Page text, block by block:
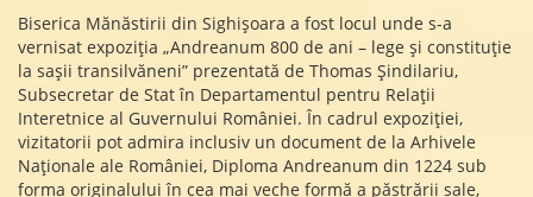
Biserica Mănăstirii din Sighișoara a fost locul unde s-a
vernisat expoziția „Andreanum 800 de ani – lege și constituție
la sașii transilvăneni” prezentată de Thomas Șindilariu,
Subsecretar de Stat în Departamentul pentru Relații
Interetnice al Guvernului României. În cadrul expoziției,
vizitatorii pot admira inclusiv un document de la Arhivele
Naționale ale României, Diploma Andreanum din 1224 sub
forma originalului în cea mai veche formă a păstrării sale,